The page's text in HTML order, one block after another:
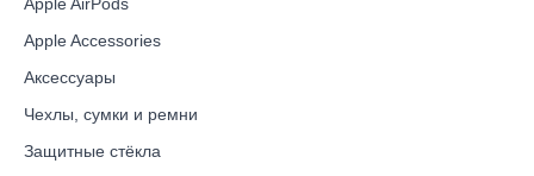
Apple Accessories
Аксессуары
Чехлы, сумки и ремни
Защитные стёкла